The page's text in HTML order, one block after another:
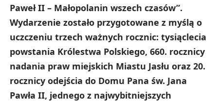
Paweł II – Małopolanin wszech czasów”.
Wydarzenie zostało przygotowane z myślą o
uczczeniu trzech ważnych rocznic: tysiąclecia
powstania Królestwa Polskiego, 660. rocznicy
nadania praw miejskich Miastu Jasłu oraz 20.
rocznicy odejścia do Domu Pana św. Jana
Pawła II, jednego z najwybitniejszych